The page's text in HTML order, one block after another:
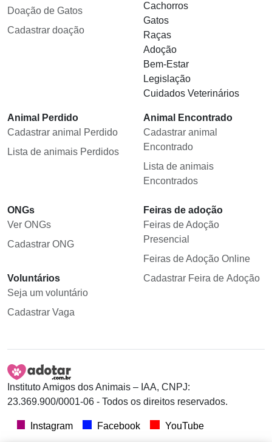
Doação de Gatos
Cadastrar doação
Cachorros
Gatos
Raças
Adoção
Bem-Estar
Legislação
Cuidados Veterinários
Animal Perdido
Cadastrar animal Perdido
Lista de animais Perdidos
Animal Encontrado
Cadastrar animal
Encontrado
Lista de animais
Encontrados
ONGs
Ver ONGs
Cadastrar ONG
Voluntários
Seja um voluntário
Cadastrar Vaga
Feiras de adoção
Feiras de Adoção
Presencial
Feiras de Adoção Online
Cadastrar Feira de Adoção
Instituto Amigos dos Animais – IAA, CNPJ:
23.369.900/0001-06 - Todos os direitos reservados.
Instagram Facebook YouTube